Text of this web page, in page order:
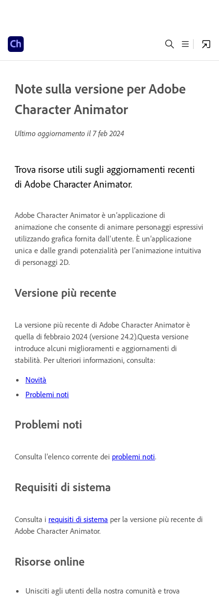
Note sulla versione per Adobe
Character Animator
Ultimo aggiornamento il 7 feb 2024
Trova risorse utili sugli aggiornamenti recenti
di Adobe Character Animator.
Adobe Character Animator è un’applicazione di
animazione che consente di animare personaggi espressivi
utilizzando grafica fornita dall’utente. È un’applicazione
unica e dalle grandi potenzialità per l’animazione intuitiva
di personaggi 2D.
Versione più recente
La versione più recente di Adobe Character Animator è
quella di febbraio 2024 (versione 24.2).Questa versione
introduce alcuni miglioramenti e aggiornamenti di
stabilità. Per ulteriori informazioni, consulta:
Novità
Problemi noti
Problemi noti
Consulta l’elenco corrente dei problemi noti.
Requisiti di sistema
Consulta i requisiti di sistema per la versione più recente di
Adobe Character Animator.
Risorse online
Unisciti agli utenti della nostra comunità e trova